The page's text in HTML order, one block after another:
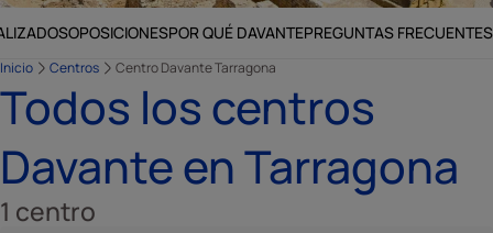
OPOSICIONESPOR QUÉ DAVANTEPREGUNTAS FRECUENTES
Inicio Centros Centro Davante Tarragona
Todos los centros
Davante en Tarragona
1 centro